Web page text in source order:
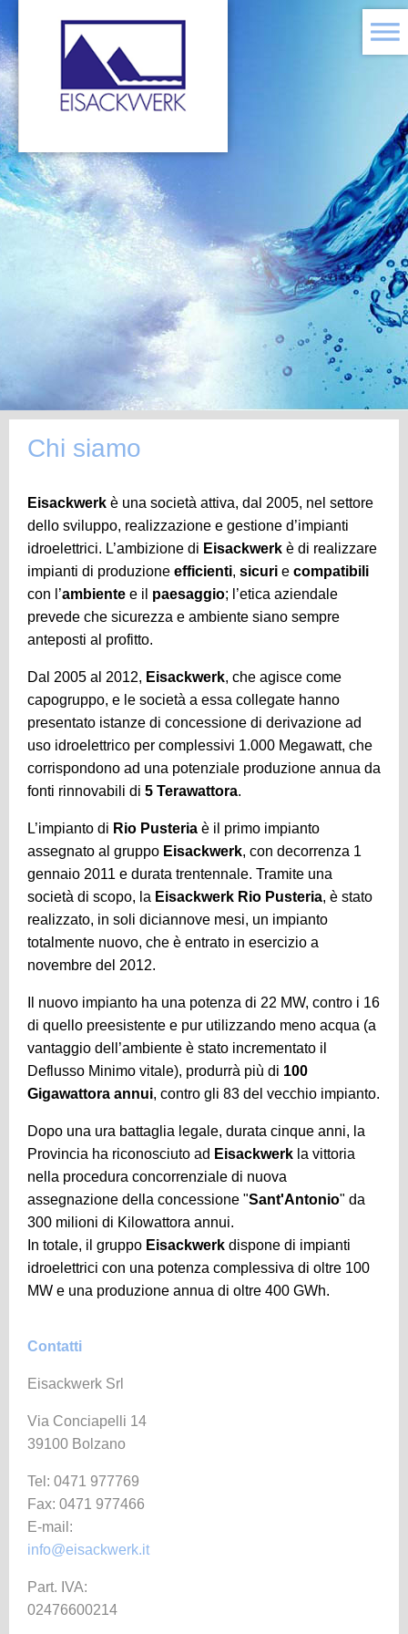
Chi siamo
Eisackwerk è una società attiva, dal 2005, nel settore
dello sviluppo, realizzazione e gestione d’impianti
idroelettrici. L’ambizione di Eisackwerk è di realizzare
impianti di produzione efficienti, sicuri e compatibili
con l’ambiente e il paesaggio; l’etica aziendale
prevede che sicurezza e ambiente siano sempre
anteposti al profitto.
Dal 2005 al 2012, Eisackwerk, che agisce come
capogruppo, e le società a essa collegate hanno
presentato istanze di concessione di derivazione ad
uso idroelettrico per complessivi 1.000 Megawatt, che
corrispondono ad una potenziale produzione annua da
fonti rinnovabili di 5 Terawattora.
L’impianto di Rio Pusteria è il primo impianto
assegnato al gruppo Eisackwerk, con decorrenza 1
gennaio 2011 e durata trentennale. Tramite una
società di scopo, la Eisackwerk Rio Pusteria, è stato
realizzato, in soli diciannove mesi, un impianto
totalmente nuovo, che è entrato in esercizio a
novembre del 2012.
Il nuovo impianto ha una potenza di 22 MW, contro i 16
di quello preesistente e pur utilizzando meno acqua (a
vantaggio dell’ambiente è stato incrementato il
Deflusso Minimo vitale), produrrà più di 100
Gigawattora annui, contro gli 83 del vecchio impianto.
Dopo una ura battaglia legale, durata cinque anni, la
Provincia ha riconosciuto ad Eisackwerk la vittoria
nella procedura concorrenziale di nuova
assegnazione della concessione "Sant'Antonio" da
300 milioni di Kilowattora annui.
In totale, il gruppo Eisackwerk dispone di impianti
idroelettrici con una potenza complessiva di oltre 100
MW e una produzione annua di oltre 400 GWh.
Contatti
Eisackwerk Srl
Via Conciapelli 14
39100 Bolzano
Tel: 0471 977769
Fax: 0471 977466
E-mail:
info@eisackwerk.it
Part. IVA:
02476600214